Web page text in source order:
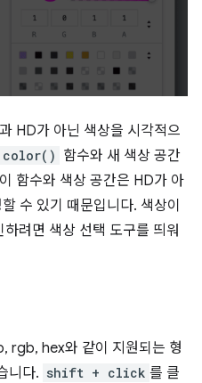
HD가 아닌 색상을 시각적으
color() 함수와 새 색상 공간
함수와 색상 공간은 HD가 아
수 있기 때문입니다. 색상이
려면 색상 선택 도구를 띄워
rgb, hex와 같이 지원되는 형
니다. shift + click 를 클